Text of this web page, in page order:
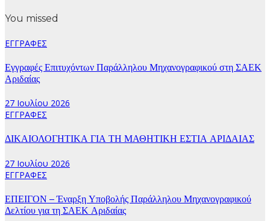
You missed
ΕΓΓΡΑΦΕΣ
Εγγραφές Επιτυχόντων Παράλληλου Μηχανογραφικού στη ΣΑΕΚ
Αριδαίας
27 Ιουλίου 2026
ΕΓΓΡΑΦΕΣ
ΔΙΚΑΙΟΛΟΓΗΤΙΚΑ ΓΙΑ ΤΗ ΜΑΘΗΤΙΚΗ ΕΣΤΙΑ ΑΡΙΔΑΙΑΣ
27 Ιουλίου 2026
ΕΓΓΡΑΦΕΣ
ΕΠΕΙΓΟΝ – Έναρξη Υποβολής Παράλληλου Μηχανογραφικού
Δελτίου για τη ΣΑΕΚ Αριδαίας